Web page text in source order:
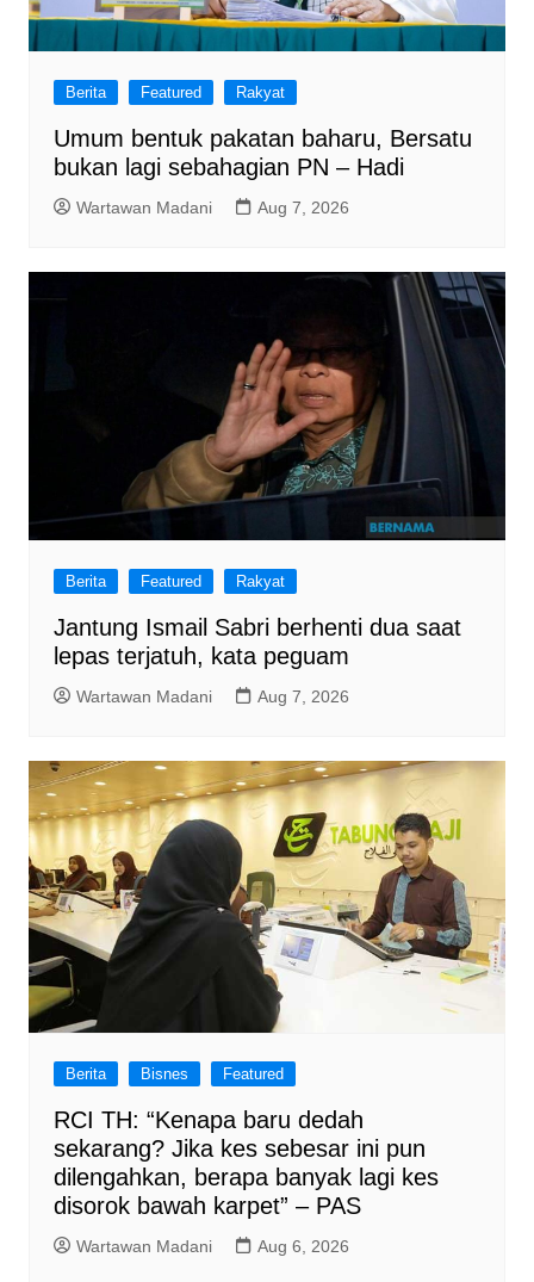
Berita Featured Rakyat
Umum bentuk pakatan baharu, Bersatu
bukan lagi sebahagian PN – Hadi
Wartawan Madani Aug 7, 2026
Berita Featured Rakyat
Jantung Ismail Sabri berhenti dua saat
lepas terjatuh, kata peguam
Wartawan Madani Aug 7, 2026
Berita Bisnes Featured
RCI TH: “Kenapa baru dedah
sekarang? Jika kes sebesar ini pun
dilengahkan, berapa banyak lagi kes
disorok bawah karpet” – PAS
Wartawan Madani Aug 6, 2026